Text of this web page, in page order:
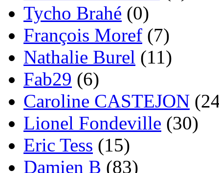
Tycho Brahé (0)
François Moref (7)
Nathalie Burel (11)
Fab29 (6)
Caroline CASTEJON
Lionel Fondeville (30)
Eric Tess (15)
Damien B (83)